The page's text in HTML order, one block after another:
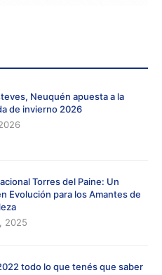
Neuquén apuesta a la
de invierno 2026
Torres del Paine: Un
Evolución para los Amantes de
2025
todo lo que tenés que saber